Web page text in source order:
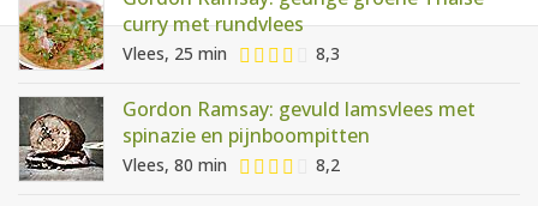
AANMELDEN
RECEPTEN
WEEKMENU'S
curry met rundvlees
Vlees, 25 min 8,3
Gordon Ramsay: gevuld lamsvlees met
spinazie en pijnboompitten
Vlees, 80 min 8,2